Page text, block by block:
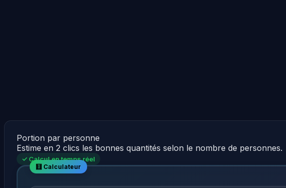
Portion par personne
Estime en 2 clics les bonnes quantités selon le nombre de personnes.
✓ Calcul en temps réel